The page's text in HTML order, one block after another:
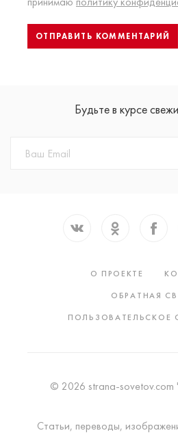
Будьте в курсе
О ПРОЕКТЕ
ОБРАТНАЯ
ПОЛЬЗОВАТЕЛЬСКОЕ
© 2026 strana-sovetov.com
Статьи, переводы,